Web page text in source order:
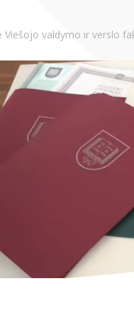
valdymo ir verslo